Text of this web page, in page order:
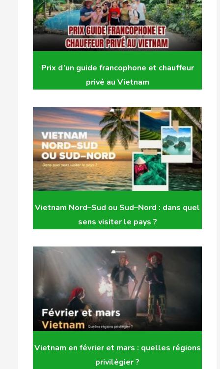
Prix d’un guide francophone et chauffeur
privé au Vietnam
Vietnam Nord–Sud ou Sud–Nord : dans quel
sens visiter le pays ?
Vietnam en février et mars : quelles régions
privilégier ?